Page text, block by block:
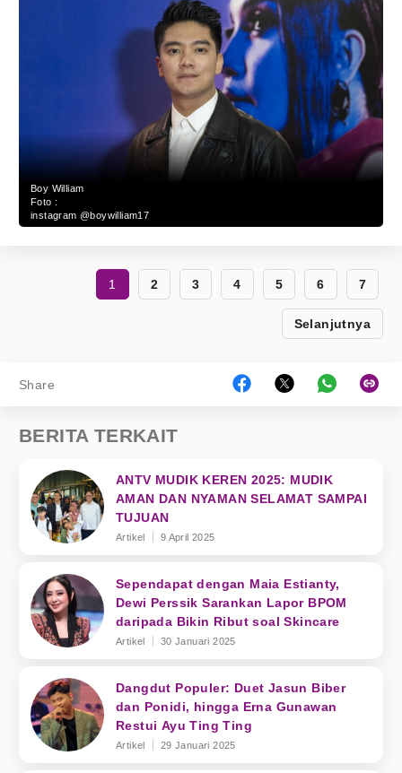
Boy William
Foto :
instagram @boywilliam17
1 2 3 4 5 6 7
Selanjutnya
Share
BERITA TERKAIT
ANTV MUDIK KEREN 2025: MUDIK
AMAN DAN NYAMAN SELAMAT SAMPAI
TUJUAN
Artikel 9 April 2025
Sependapat dengan Maia Estianty,
Dewi Perssik Sarankan Lapor BPOM
daripada Bikin Ribut soal Skincare
Artikel 30 Januari 2025
Dangdut Populer: Duet Jasun Biber
dan Ponidi, hingga Erna Gunawan
Restui Ayu Ting Ting
Artikel 29 Januari 2025